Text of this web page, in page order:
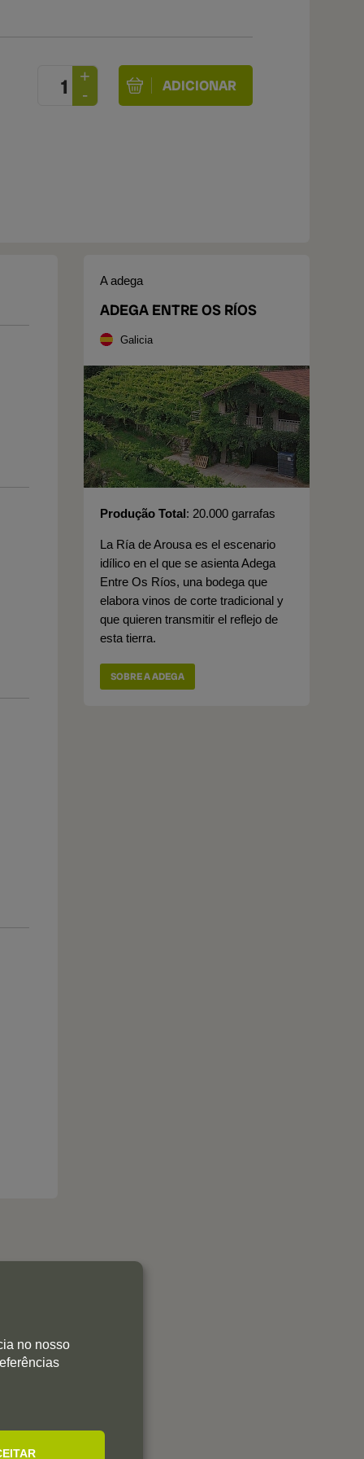
A adega
ADEGA ENTRE OS RÍOS
Galicia
Produção Total 20.000 garrafas
La Ría de Arousa es el escenario
idílico en el que se asienta Adega
Entre Os Ríos, una bodega que
elabora vinos de corte tradicional y
que quieren transmitir el reflejo de
esta tierra.
SOBRE A ADEGA
0
0
no nosso